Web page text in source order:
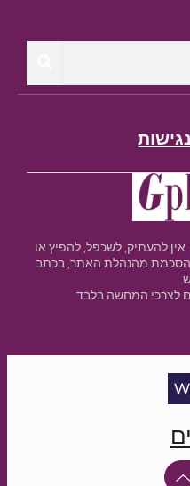
להעתיק, לשכפל, להפיץ או
הסכמת מהנהלת האתר, בכתב
לצרכי המחשה בלבד